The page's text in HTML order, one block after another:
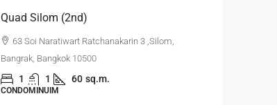
Quad Silom (2nd)
63 Soi Naratiwart Ratchanakarin 3 ,Silom,
Bangrak, Bangkok 10500
1 1 60 sq.m.
CONDOMINUIM